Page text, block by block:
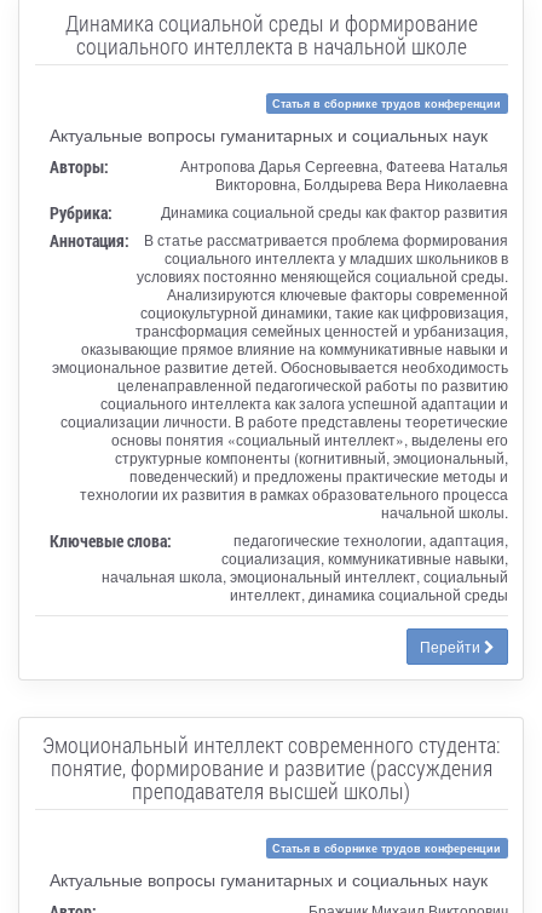
Динамика социальной среды и формирование
социального интеллекта в начальной школе
Статья в сборнике трудов конференции
Актуальные вопросы гуманитарных и социальных наук
Авторы:
Антропова Дарья Сергеевна, Фатеева Наталья
Викторовна, Болдырева Вера Николаевна
Рубрика: Динамика социальной среды как фактор развития
Аннотация:
В статье рассматривается проблема формирования
социального интеллекта у младших школьников в
условиях постоянно меняющейся социальной среды.
Анализируются ключевые факторы современной
социокультурной динамики, такие как цифровизация,
трансформация семейных ценностей и урбанизация,
оказывающие прямое влияние на коммуникативные навыки и
эмоциональное развитие детей. Обосновывается необходимость
целенаправленной педагогической работы по развитию
социального интеллекта как залога успешной адаптации и
социализации личности. В работе представлены теоретические
основы понятия «социальный интеллект», выделены его
структурные компоненты (когнитивный, эмоциональный,
поведенческий) и предложены практические методы и
технологии их развития в рамках образовательного процесса
начальной школы.
Ключевые слова:
педагогические технологии, адаптация,
социализация, коммуникативные навыки,
начальная школа, эмоциональный интеллект, социальный
интеллект, динамика социальной среды
Перейти
Эмоциональный интеллект современного студента:
понятие, формирование и развитие (рассуждения
преподавателя высшей школы)
Статья в сборнике трудов конференции
Актуальные вопросы гуманитарных и социальных наук